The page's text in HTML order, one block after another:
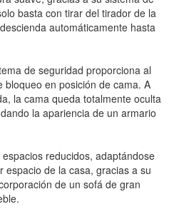
basta con tirar del tirador de la
automáticamente hasta
de seguridad proporciona al
bloqueo en posición de cama. A
la cama queda totalmente oculta
la apariencia de un armario
reducidos, adaptándose
espacio de la casa, gracias a su
de un sofá de gran